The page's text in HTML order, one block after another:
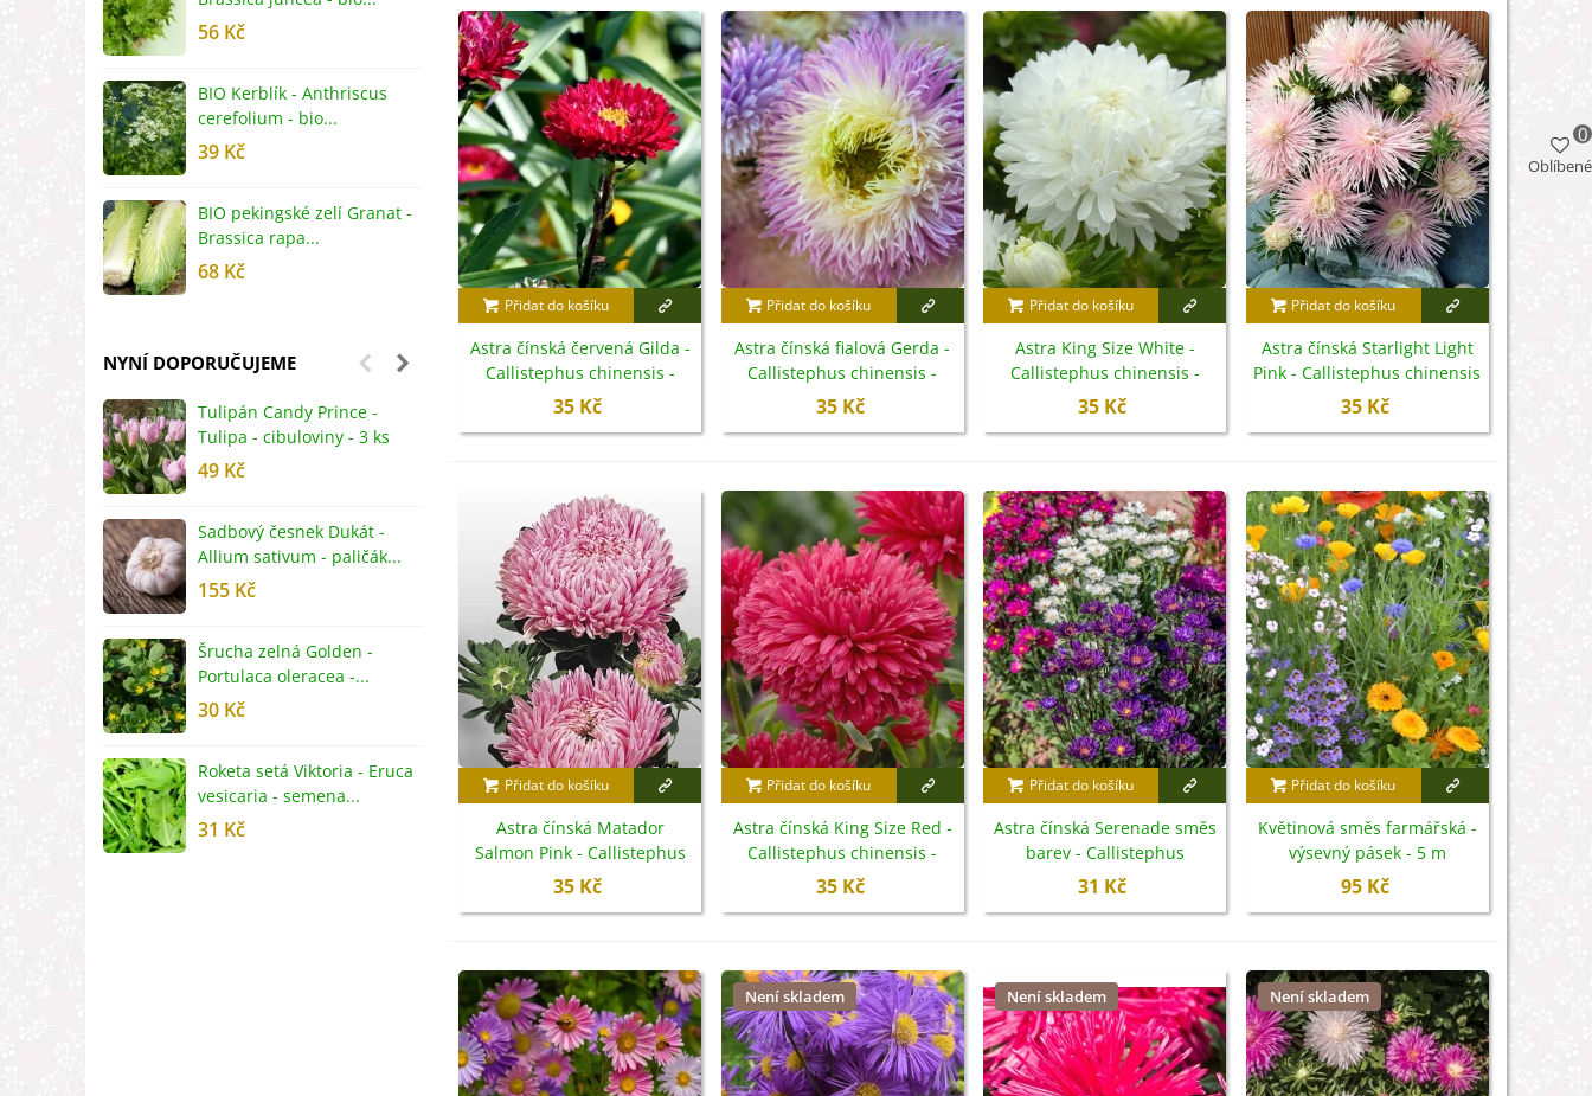
56 Kč
BIO Kerblík - Anthriscus
cerefolium - bio...
39 Kč
BIO pekingské zelí Granat -
Brassica rapa...
68 Kč
53 Kč
BIO Bazalka pravá červená -
Ocimum basilicum -...
56 Kč
BIO Stévie sladká - Stevia
rebaudiana - bio...
84 Kč
NYNÍ DOPORUČUJEME
Tulipán Candy Prince -
Tulipa - cibuloviny - 3 ks
49 Kč
Sadbový česnek Dukát -
Allium sativum - paličák...
155 Kč
Šrucha zelná Golden -
Portulaca oleracea -...
30 Kč
Roketa setá Viktoria - Eruca
vesicaria - semena...
31 Kč
Jetel zvrácený - Trifolium
resupinatum - semena...
Frézie růžová - Freesia -
cibuloviny - 3 ks
46 Kč
Gloxiníe Mont Blanc -
Sinningia - cibuloviny -...
58 Kč
Pomněnka alpská modrá -
Myosotis alpestris -...
29 Kč
Přidat do košíku
Astra čínská červená Gilda -
Callistephus chinensis -
semena - 150 ks
35 Kč
Přidat do košíku
Astra čínská fialová Gerda -
Callistephus chinensis -
semena - 150 ks
35 Kč
Přidat do košíku
Astra King Size White -
Callistephus chinensis -
semena - 50 ks
35 Kč
Přidat do košíku
Astra čínská Starlight Light
Pink - Callistephus chinensis
- semena - 50 ks
35 Kč
Přidat do košíku
Astra čínská Matador
Salmon Pink - Callistephus
chinensis - semena - 50 ks
35 Kč
Přidat do košíku
Astra čínská King Size Red -
Callistephus chinensis -
semena - 50 ks
35 Kč
Přidat do košíku
Astra čínská Serenade směs
barev - Callistephus
chinensis - semena - 110 ks
31 Kč
Přidat do košíku
Květinová směs farmářská -
výsevný pásek - 5 m
95 Kč
Není skladem Není skladem Není skladem
Oblíbené
0